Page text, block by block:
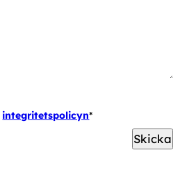
integritetspolicyn*
Skicka